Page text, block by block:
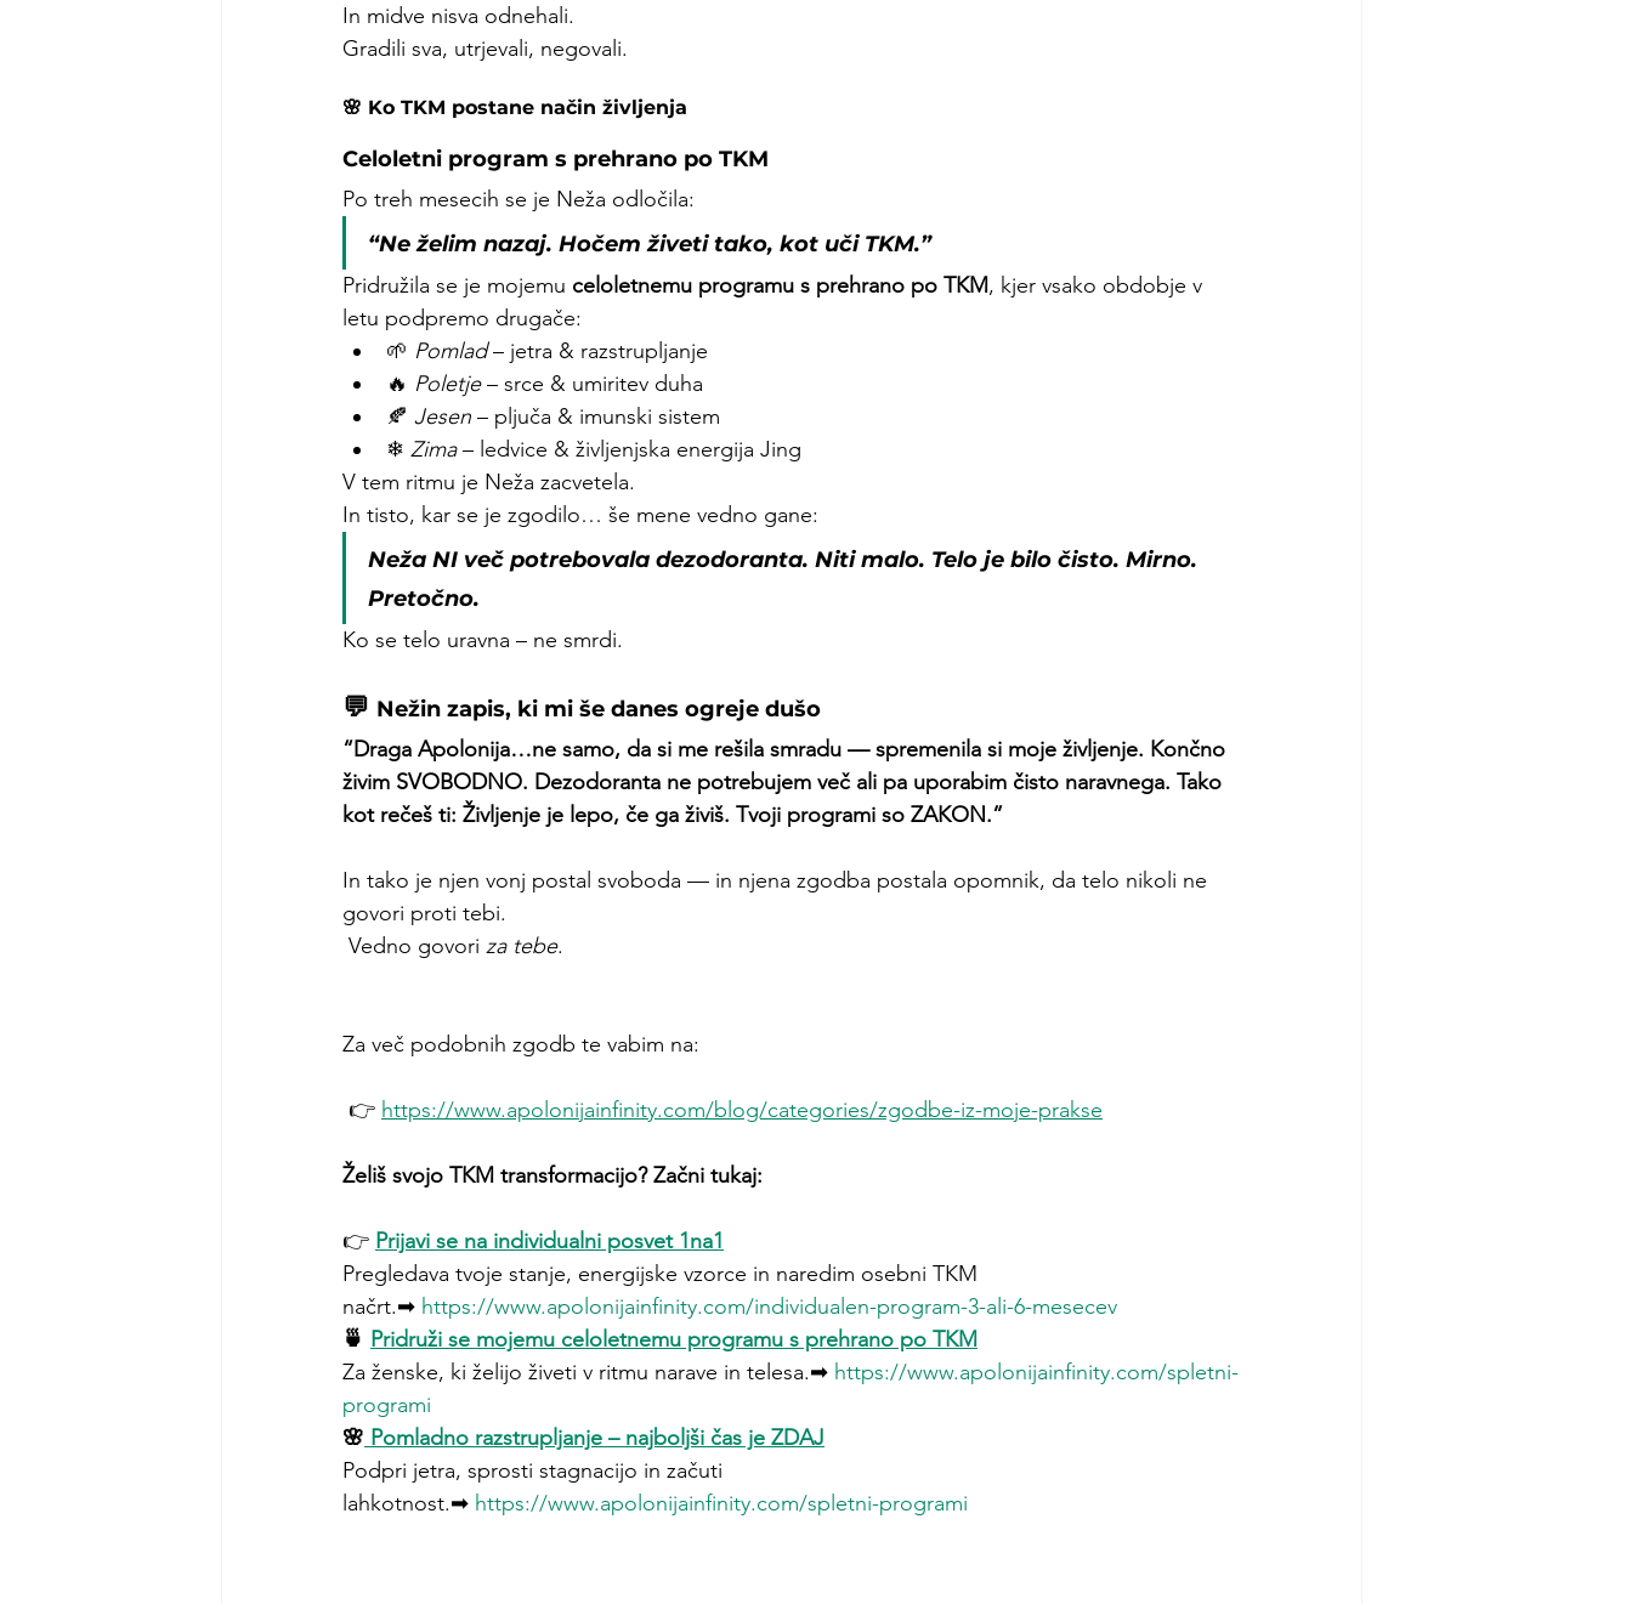
In midve nisva odnehali.
Gradili sva, utrjevali, negovali.
🌸 Ko TKM postane način življenja
Celoletni program s prehrano po TKM
Po treh mesecih se je Neža odločila:
“Ne želim nazaj. Hočem živeti tako, kot uči TKM.”
Pridružila se je mojemu celoletnemu programu s prehrano po TKM, kjer vsako obdobje v
letu podpremo drugače:
🌱 Pomlad – jetra & razstrupljanje
🔥 Poletje – srce & umiritev duha
🍂 Jesen – pljuča & imunski sistem
❄ Zima – ledvice & življenjska energija Jing
V tem ritmu je Neža zacvetela.
In tisto, kar se je zgodilo… še mene vedno gane:
Neža NI več potrebovala dezodoranta. Niti malo. Telo je bilo čisto. Mirno.
Pretočno.
Ko se telo uravna – ne smrdi.
💬 Nežin zapis, ki mi še danes ogreje dušo
“Draga Apolonija…ne samo, da si me rešila smradu — spremenila si moje življenje. Končno
živim SVOBODNO. Dezodoranta ne potrebujem več ali pa uporabim čisto naravnega. Tako
kot rečeš ti: Življenje je lepo, če ga živiš. Tvoji programi so ZAKON.”
In tako je njen vonj postal svoboda — in njena zgodba postala opomnik, da telo nikoli ne
govori proti tebi.
Vedno govori za tebe.
Za več podobnih zgodb te vabim na:
👉 https://www.apolonijainfinity.com/blog/categories/zgodbe-iz-moje-prakse
Želiš svojo TKM transformacijo? Začni tukaj:
👉 Prijavi se na individualni posvet 1na1
Pregledava tvoje stanje, energijske vzorce in naredim osebni TKM
načrt.➡ https://www.apolonijainfinity.com/individualen-program-3-ali-6-mesecev
🍵 Pridruži se mojemu celoletnemu programu s prehrano po TKM
Za ženske, ki želijo živeti v ritmu narave in telesa.➡ https://www.apolonijainfinity.com/spletni-
programi
🌸 Pomladno razstrupljanje – najboljši čas je ZDAJ
Podpri jetra, sprosti stagnacijo in začuti
lahkotnost.➡ https://www.apolonijainfinity.com/spletni-programi